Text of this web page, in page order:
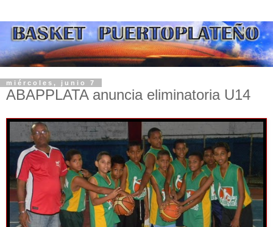
miércoles, junio 7
ABAPPLATA anuncia eliminatoria U14